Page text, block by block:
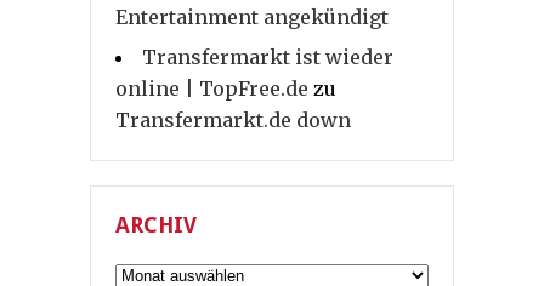
Entertainment angekündigt
Transfermarkt ist wieder
online | TopFree.de zu
Transfermarkt.de down
ARCHIV
Archiv